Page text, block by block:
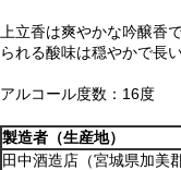
上立香は爽やかな吟醸香
られる酸味は穏やかで長
アルコール度数：16度
製造者（生産地）
田中酒造店（宮城県加美郡